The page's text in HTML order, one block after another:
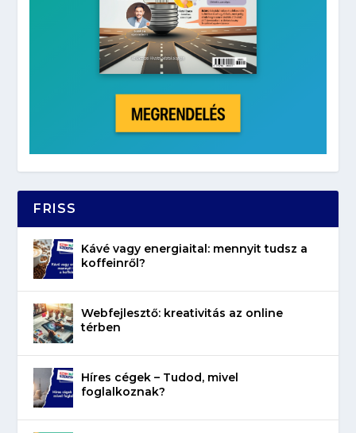
FRISS
Kávé vagy energiaital: mennyit tudsz a
koffeinről?
Webfejlesztő: kreativitás az online
térben
Híres cégek – Tudod, mivel
foglalkoznak?